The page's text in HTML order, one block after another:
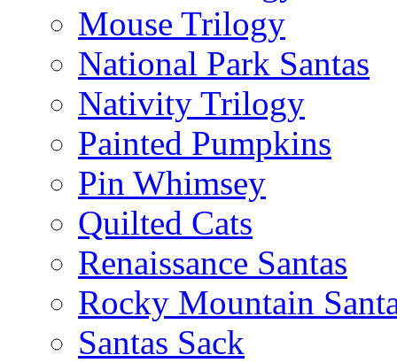
Mouse Trilogy
National Park Santas
Nativity Trilogy
Painted Pumpkins
Pin Whimsey
Quilted Cats
Renaissance Santas
Rocky Mountain
Santas Sack